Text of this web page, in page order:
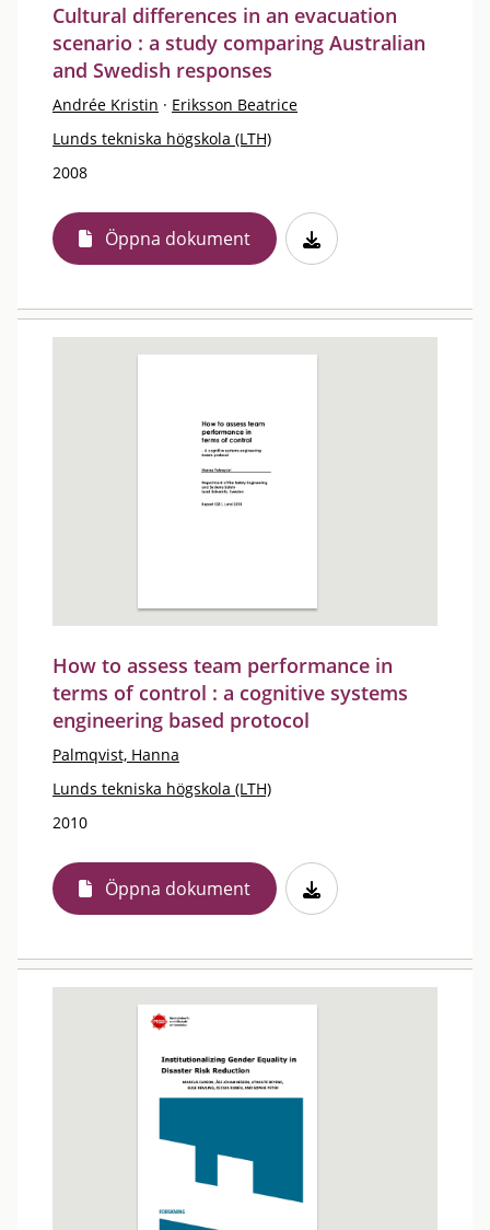
Cultural differences in an evacuation
scenario : a study comparing Australian
and Swedish responses
Andrée Kristin · Eriksson Beatrice
Lunds tekniska högskola (LTH)
2008
Öppna dokument
How to assess team performance in
terms of control : a cognitive systems
engineering based protocol
Palmqvist, Hanna
Lunds tekniska högskola (LTH)
2010
Öppna dokument